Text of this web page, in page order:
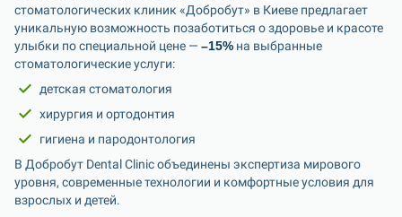
стоматологических клиник «Добробут» в Киеве предлагает
уникальную возможность позаботиться о здоровье и красоте
улыбки по специальной цене — –15% на выбранные
стоматологические услуги:
детская стоматология
хирургия и ортодонтия
гигиена и пародонтология
В Добробут Dental Clinic объединены экспертиза мирового
уровня, современные технологии и комфортные условия для
взрослых и детей.